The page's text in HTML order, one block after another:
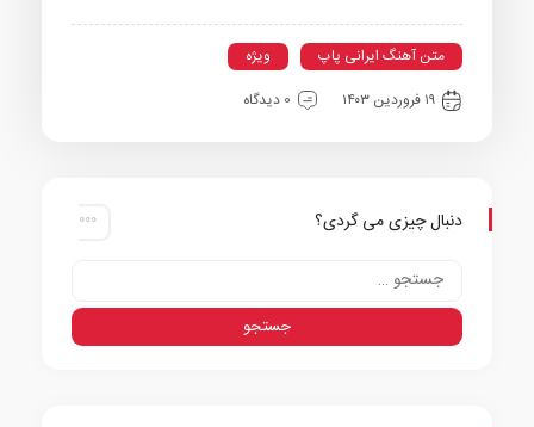
متن آهنگ ایرانی پاپ
ویژه
۱۹ فروردین ۱۴۰۳
0 دیدگاه
دنبال چیزی می گردی؟